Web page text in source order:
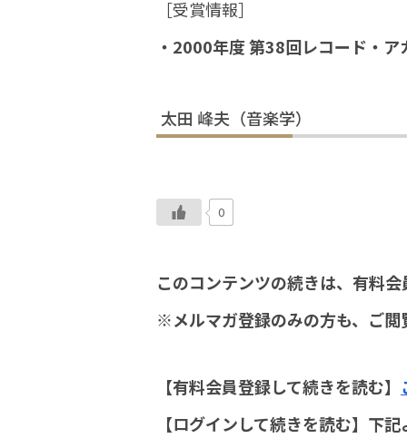
［受賞情報］
・2000年度 第38回レコード・
太田 峰夫（音楽学）
0
このコンテンツの続きは、有料
※メルマガ登録のみの方も、ご
【有料会員登録して続きを読む】
【ログインして続きを読む】下